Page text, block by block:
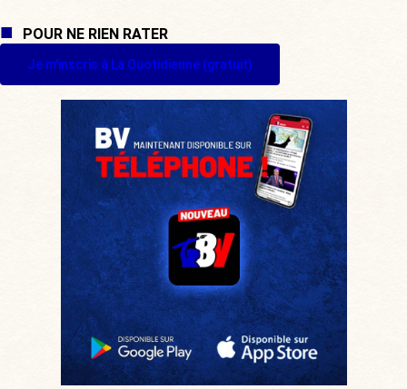
POUR NE RIEN RATER
Je m'inscris à La Quotidienne (gratuit)